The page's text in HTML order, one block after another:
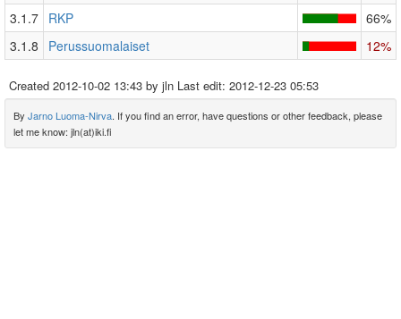
3.1.7 RKP
66%
3.1.8
Perussuomalaiset 12%
Created 2012-10-02 13:43 by jln Last edit: 2012-12-23 05:53
By Jarno Luoma-Nirva. If you find an error, have questions or other feedback, please
let me know: jln(at)iki.fi